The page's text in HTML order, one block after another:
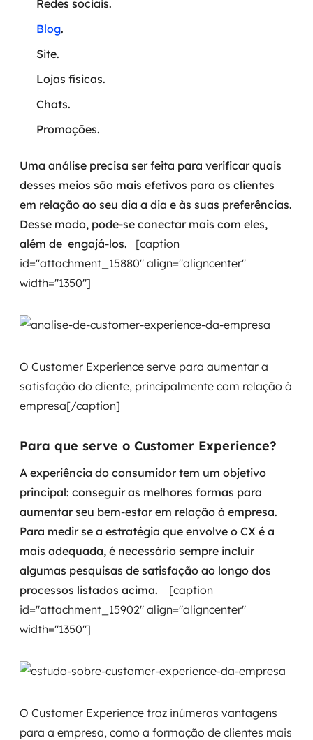
Redes sociais.
Blog.
Site.
Lojas físicas.
Chats.
Promoções.
Uma análise precisa ser feita para verificar quais
desses meios são mais efetivos para os clientes
em relação ao seu dia a dia e às suas preferências.
Desse modo, pode-se conectar mais com eles,
além de engajá-los. [caption
id="attachment_15880" align="aligncenter"
width="1350"]
O Customer Experience serve para aumentar a
satisfação do cliente, principalmente com relação à
empresa[/caption]
Para que serve o Customer Experience?
A experiência do consumidor tem um objetivo
principal: conseguir as melhores formas para
aumentar seu bem-estar em relação à empresa.
Para medir se a estratégia que envolve o CX é a
mais adequada, é necessário sempre incluir
algumas pesquisas de satisfação ao longo dos
processos listados acima.
[caption
id="attachment_15902" align="aligncenter"
width="1350"]
O Customer Experience traz inúmeras vantagens
para a empresa, como a formação de clientes mais